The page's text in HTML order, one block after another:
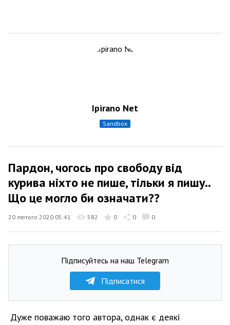
Ipirano Net
sandbox
Пардон, чогось про свободу від
курива ніхто не пише, тільки я пишу..
Що це могло би означати??
20 лютого 2020 05:41 582 0 0 0
Підписуйтесь на наш Telegram
Підписатися
Дуже поважаю того автора, однак є деякі